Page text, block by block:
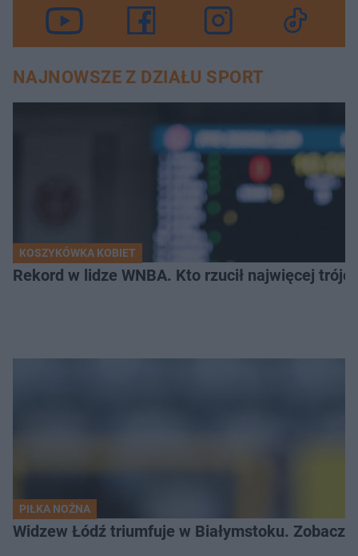
NAJNOWSZE Z DZIAŁU SPORT
KOSZYKÓWKA KOBIET
Rekord w lidze WNBA. Kto rzucił najwięcej
PIŁKA NOŻNA
Widzew Łódź triumfuje w Białymstoku. Zobacz